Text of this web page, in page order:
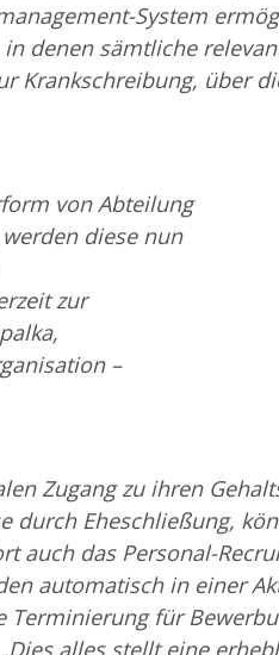
System
denen sämtliche
Krankschreibung, über
von Abteilung
diese nun
zur
–
Zugang zu ihren
durch Eheschließung,
auch das Personal-
automatisch in einer
Terminierung für